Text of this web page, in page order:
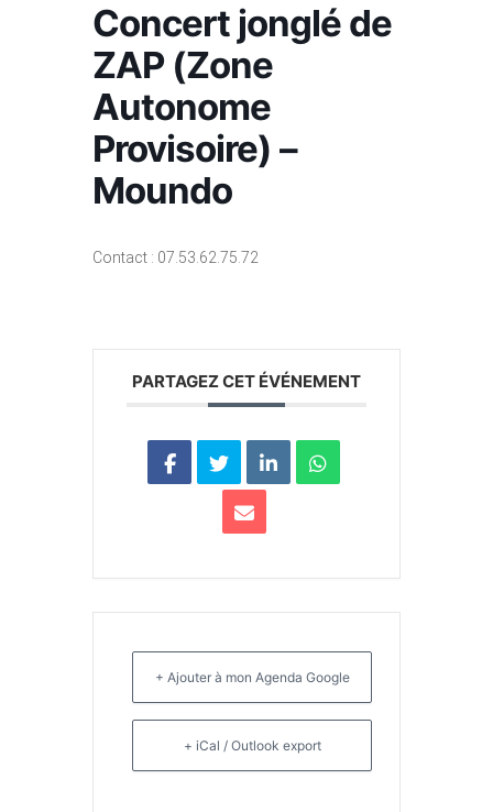
Concert jonglé de
ZAP (Zone
Autonome
Provisoire) –
Moundo
Contact : 07.53.62.75.72
PARTAGEZ CET ÉVÉNEMENT
+ Ajouter à mon Agenda Google
+ iCal / Outlook export